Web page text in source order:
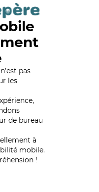
pas
les
de bureau
à
mobile.
!